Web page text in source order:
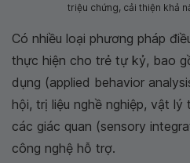
triệu chứng, cải thiện khả
Có nhiều loại phương pháp
thực hiện cho trẻ tự kỷ, bao
dụng (applied behavior
hội, trị liệu nghề nghiệp, vật lý
các giác quan (sensory
công nghệ hỗ trợ.